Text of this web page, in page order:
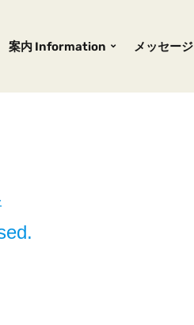
案内 Information メッセー